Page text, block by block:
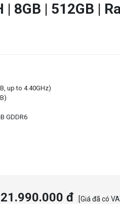
8GB | 512GB |
up to 4.40GHz)
GDDR6
21.990.000 đ [Giá đã có